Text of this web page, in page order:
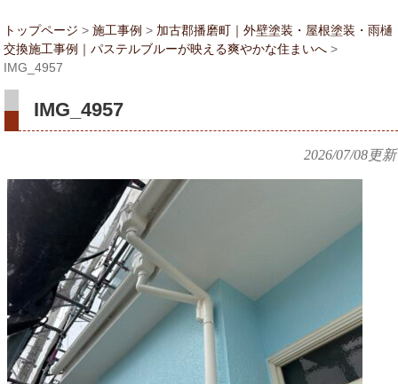
トップページ > 施工事例 > 加古郡播磨町｜外壁塗装・屋根塗装・雨樋
交換施工事例｜パステルブルーが映える爽やかな住まいへ >
IMG_4957
IMG_4957
2026/07/08更新